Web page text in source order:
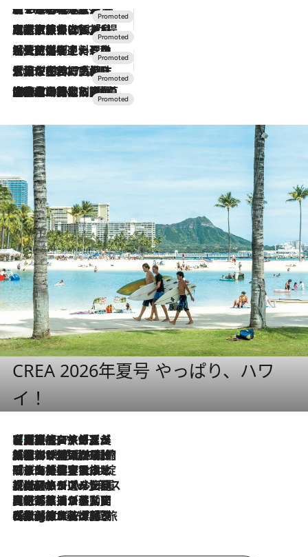
2026.8.7
【トンボの足水浴】ヒノキの香りに包まれて涼感マックス！約13℃の湧水かけ流しを避暑地「星野温泉 トンボの湯」で体験
2026.7.31
【ホテル帰省】という選択肢をOMOが提案。家族とほどよい距離を保つには「昼は実家、夜は気兼ねなくホテルで！」
2026.7.24
【夏限定ディナーコース】旬を迎える稚鮎や花ズッキーニなどをイタリア・トスカーナの郷土料理の手法で満喫！
2026.7.17
「土佐和ハーブかき氷」がOMO7高知に登場！生姜、山椒、大葉など目にも舌にも涼を呼ぶ郷土の味
2026.7.10
NEW OPEN！【界 草津】名湯の地に誕生。趣の異なる2種の温泉と上州ならではの会席・蕎麦割烹など美食を味わう究極の癒やし旅
CREA 2026年夏号 やっぱり、ハワ
イ！
2026.8.7
【厳選旅コスメ】「多機能アイテムがメイン！」旅好き美容エディターが選んだ夏旅ベストコスメを発表【Mサイズジップ】
2026.8.6
「荷物が増えるほど旅ストレスは増す」美容ジャーナリストがたどり着いた最終結論。“化粧品を劇的に減らす”感動の凝縮美容とは
2026.8.6
「旅先には金髪ウィッグを持参」日本と同じメイクでは損してる!? 美容ジャーナリストが提案する“掟破りの旅美容”とは
2026.8.6
【厳選旅コスメ】「身軽さ＆UV対策重視！」ヘアアーティストshucoが選んだ夏旅ベストコスメを発表【Mサイズジップ】
2026.8.5
【厳選旅コスメ】国内をあちこち移動する河井菜摘が選んだ夏旅ベストコスメ発表！「リラックスアイテムはマスト」【Mサイズジップ】
2026.8.4
【厳選旅コスメ】「紫外線＆乾燥対策しながらメイク感も！」ヘア＆メイクGeorgeが選んだ夏旅ベストコスメを発表！【Mサイズジップ】